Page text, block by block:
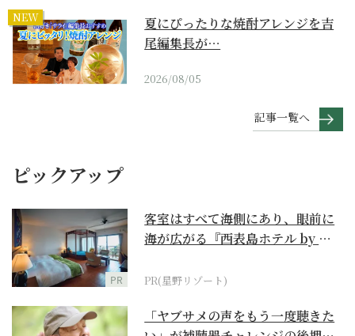
NEW
夏にぴったりな焼酎アレンジを吉
尾編集長が…
2026/08/05
記事一覧へ
ピックアップ
PR
客室はすべて海側にあり、眼前に
海が広がる『西表島ホテル by 星
PR(星野リゾート)
「ヤブサメの声をもう一度聴きた